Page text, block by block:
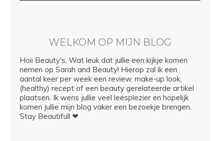
WELKOM OP MIJN BLOG
Hoii Beauty's, Wat leuk dat jullie een kijkje komen
nemen op Sarah and Beauty! Hierop zal ik een
aantal keer per week een review, make-up look,
(healthy) recept of een beauty gerelateerde artikel
plaatsen. Ik wens jullie veel leesplezier en hopelijk
komen jullie mijn blog vaker een bezoekje brengen.
Stay Beautifull ❤